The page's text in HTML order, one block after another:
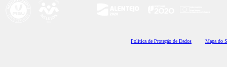
Política de Proteção de Dados Mapa do